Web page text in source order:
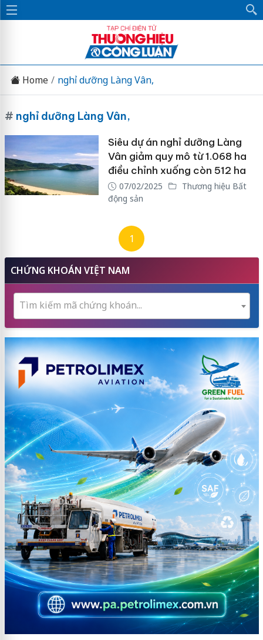
Home nghỉ dưỡng Làng Vân,
# nghỉ dưỡng Làng Vân,
Siêu dự án nghỉ dưỡng Làng
Vân giảm quy mô từ 1.068 ha
điều chỉnh xuống còn 512 ha
07/02/2025
Thương hiệu Bất
động sản
1
CHỨNG KHOÁN VIỆT NAM
Tìm kiếm mã chứng khoán...